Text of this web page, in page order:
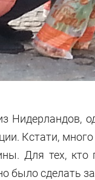
Кстати,
Для тех,
было сделать